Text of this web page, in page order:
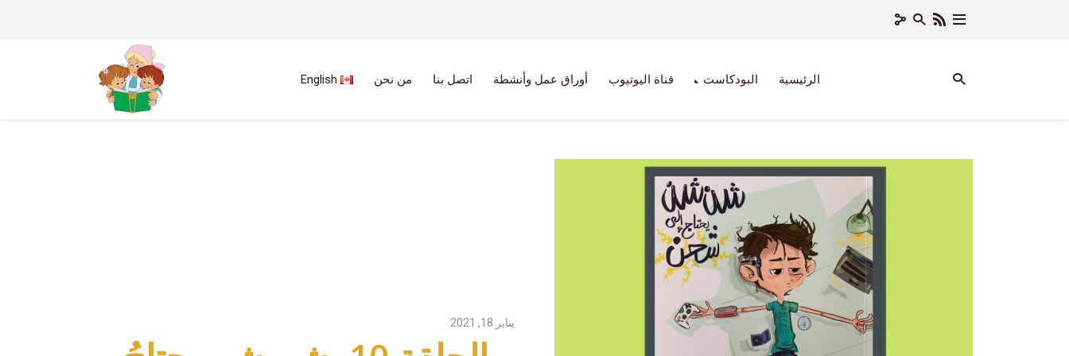
الرئيسية البودكاست قناة اليوتيوب أوراق عمل وأنشطة اتصل بنا من نحن English
يناير 18, 2021